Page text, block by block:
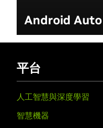
Android Auto
平台
人工智慧與深度學習
智慧機器